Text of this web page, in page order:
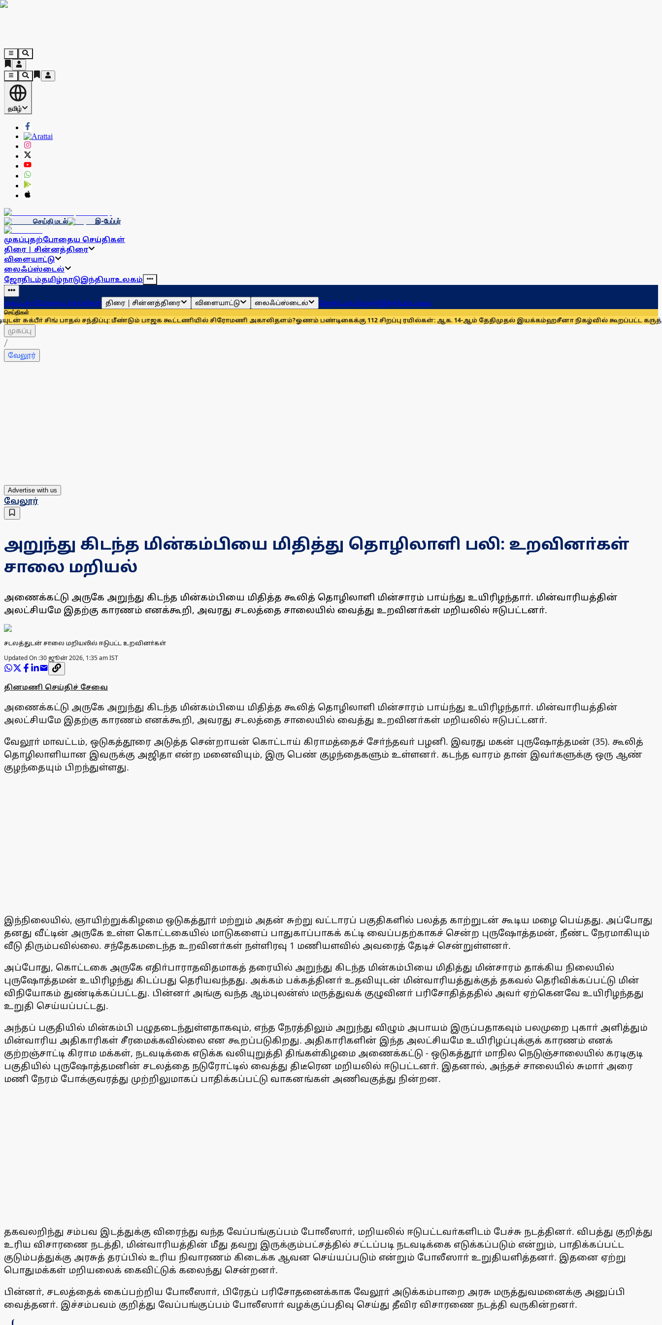
தமிழ்
செய்தி மடல் இ-பேப்பர்
முகப்புதற்போதைய செய்திகள்
திரை | சின்னத்திரை
விளையாட்டு
லைஃப்ஸ்டைல்
ஜோதிடம்தமிழ்நாடுஇந்தியாஉலகம்
முகப்புதற்போதைய செய்திகள் திரை | சின்னத்திரை விளையாட்டு லைஃப்ஸ்டைல் ஜோதிடம்தமிழ்நாடுஇந்தியாஉலகம்
செய்திகள்
சிங் பாதல் சந்திப்பு: மீண்டும் பாஜக கூட்டணியில் சிரோமணி அகாலிதளம்?ஓணம் பண்டிகைக்கு 112 சிறப்பு ரயில்கள்: ஆக. 14-ஆம் தேதிமுதல் இயக்கம்ஹசீனா நிகழ்வில் கூறப்பட்ட கருத்துகளை
முகப்பு
/
வேலூர்
Advertise with us
வேலூர்
அறுந்து கிடந்த மின்கம்பியை மிதித்து தொழிலாளி பலி: உறவினா்கள்
சாலை மறியல்
அணைக்கட்டு அருகே அறுந்து கிடந்த மின்கம்பியை மிதித்த கூலித் தொழிலாளி மின்சாரம் பாய்ந்து உயிரிழந்தாா். மின்வாரியத்தின்
அலட்சியமே இதற்கு காரணம் எனக்கூறி, அவரது சடலத்தை சாலையில் வைத்து உறவினா்கள் மறியலில் ஈடுபட்டனா்.
சடலத்துடன் சாலை மறியலில் ஈடுபட்ட உறவினா்கள்
Updated On :30 ஜூன் 2026, 1:35 am IST
தினமணி செய்திச் சேவை
அணைக்கட்டு அருகே அறுந்து கிடந்த மின்கம்பியை மிதித்த கூலித் தொழிலாளி மின்சாரம் பாய்ந்து உயிரிழந்தாா். மின்வாரியத்தின்
அலட்சியமே இதற்கு காரணம் எனக்கூறி, அவரது சடலத்தை சாலையில் வைத்து உறவினா்கள் மறியலில் ஈடுபட்டனா்.
வேலூா் மாவட்டம், ஒடுகத்தூரை அடுத்த சென்றாயன் கொட்டாய் கிராமத்தைச் சோ்ந்தவா் பழனி. இவரது மகன் புருஷோத்தமன் (35). கூலித்
தொழிலாளியான இவருக்கு அஜிதா என்ற மனைவியும், இரு பெண் குழந்தைகளும் உள்ளனா். கடந்த வாரம் தான் இவா்களுக்கு ஒரு ஆண்
குழந்தையும் பிறந்துள்ளது.
இந்நிலையில், ஞாயிற்றுக்கிழமை ஒடுகத்தூா் மற்றும் அதன் சுற்று வட்டாரப் பகுதிகளில் பலத்த காற்றுடன் கூடிய மழை பெய்தது. அப்போது
தனது வீட்டின் அருகே உள்ள கொட்டகையில் மாடுகளைப் பாதுகாப்பாகக் கட்டி வைப்பதற்காகச் சென்ற புருஷோத்தமன், நீண்ட நேரமாகியும்
வீடு திரும்பவில்லை. சந்தேகமடைந்த உறவினா்கள் நள்ளிரவு 1 மணியளவில் அவரைத் தேடிச் சென்றுள்ளனா்.
அப்போது, கொட்டகை அருகே எதிா்பாராதவிதமாகத் தரையில் அறுந்து கிடந்த மின்கம்பியை மிதித்து மின்சாரம் தாக்கிய நிலையில்
புருஷோத்தமன் உயிரிழந்து கிடப்பது தெரியவந்தது. அக்கம் பக்கத்தினா் உதவியுடன் மின்வாரியத்துக்குத் தகவல் தெரிவிக்கப்பட்டு மின்
விநியோகம் துண்டிக்கப்பட்டது. பின்னா் அங்கு வந்த ஆம்புலன்ஸ் மருத்துவக் குழுவினா் பரிசோதித்ததில் அவா் ஏற்கெனவே உயிரிழந்தது
உறுதி செய்யப்பட்டது.
அந்தப் பகுதியில் மின்கம்பி பழுதடைந்துள்ளதாகவும், எந்த நேரத்திலும் அறுந்து விழும் அபாயம் இருப்பதாகவும் பலமுறை புகாா் அளித்தும்
மின்வாரிய அதிகாரிகள் சீரமைக்கவில்லை என கூறப்படுகிறது. அதிகாரிகளின் இந்த அலட்சியமே உயிரிழப்புக்குக் காரணம் எனக்
குற்றஞ்சாட்டி கிராம மக்கள், நடவடிக்கை எடுக்க வலியுறுத்தி திங்கள்கிழமை அணைக்கட்டு - ஒடுகத்தூா் மாநில நெடுஞ்சாலையில் கரடிகுடி
பகுதியில் புருஷோத்தமனின் சடலத்தை நடுரோட்டில் வைத்து திடீரென மறியலில் ஈடுபட்டனா். இதனால், அந்தச் சாலையில் சுமாா் அரை
மணி நேரம் போக்குவரத்து முற்றிலுமாகப் பாதிக்கப்பட்டு வாகனங்கள் அணிவகுத்து நின்றன.
தகவலறிந்து சம்பவ இடத்துக்கு விரைந்து வந்த வேப்பங்குப்பம் போலீஸாா், மறியலில் ஈடுபட்டவா்களிடம் பேச்சு நடத்தினா். விபத்து குறித்து
உரிய விசாரணை நடத்தி, மின்வாரியத்தின் மீது தவறு இருக்கும்பட்சத்தில் சட்டப்படி நடவடிக்கை எடுக்கப்படும் என்றும், பாதிக்கப்பட்ட
குடும்பத்துக்கு அரசுத் தரப்பில் உரிய நிவாரணம் கிடைக்க ஆவன செய்யப்படும் என்றும் போலீஸாா் உறுதியளித்தனா். இதனை ஏற்று
பொதுமக்கள் மறியலைக் கைவிட்டுக் கலைந்து சென்றனா்.
பின்னா், சடலத்தைக் கைப்பற்றிய போலீஸாா், பிரேதப் பரிசோதனைக்காக வேலூா் அடுக்கம்பாறை அரசு மருத்துவமனைக்கு அனுப்பி
வைத்தனா். இச்சம்பவம் குறித்து வேப்பங்குப்பம் போலீஸாா் வழக்குப்பதிவு செய்து தீவிர விசாரணை நடத்தி வருகின்றனா்.